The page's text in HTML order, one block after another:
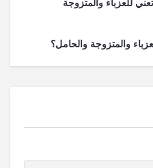
والمتزوجة والحامل؟